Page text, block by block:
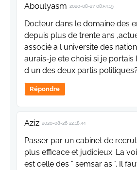
Aboulyasm 2020-08-27 08:54:19
Docteur dans le domaine des
depuis plus de trente ans
associé a l universite des
aurais-je ete choisi si je portais
d un des deux partis politiques?
Répondre
Aziz 2020-08-26 22:18:44
Passer par un cabinet de
plus efficace et judicieux. La
est celle des " semsar as ". Il